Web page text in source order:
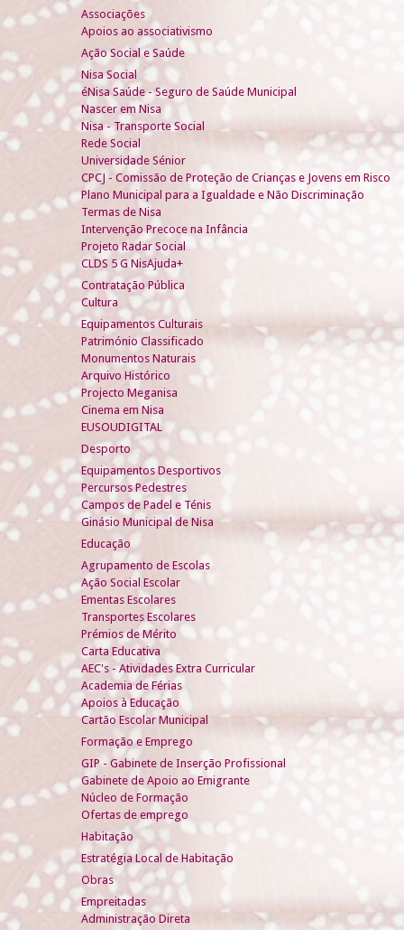
Associações
Apoios ao associativismo
Ação Social e Saúde
Nisa Social
éNisa Saúde - Seguro de Saúde Municipal
Nascer em Nisa
Nisa - Transporte Social
Rede Social
Universidade Sénior
CPCJ - Comissão de Proteção de Crianças e Jovens em Risco
Plano Municipal para a Igualdade e Não Discriminação
Termas de Nisa
Intervenção Precoce na Infância
Projeto Radar Social
CLDS 5 G NisAjuda+
Contratação Pública
Cultura
Equipamentos Culturais
Património Classificado
Monumentos Naturais
Arquivo Histórico
Projecto Meganisa
Cinema em Nisa
EUSOUDIGITAL
Desporto
Equipamentos Desportivos
Percursos Pedestres
Campos de Padel e Ténis
Ginásio Municipal de Nisa
Educação
Agrupamento de Escolas
Ação Social Escolar
Ementas Escolares
Transportes Escolares
Prémios de Mérito
Carta Educativa
AEC's - Atividades Extra Curricular
Academia de Férias
Apoios à Educação
Cartão Escolar Municipal
Formação e Emprego
GIP - Gabinete de Inserção Profissional
Gabinete de Apoio ao Emigrante
Núcleo de Formação
Ofertas de emprego
Habitação
Estratégia Local de Habitação
Obras
Empreitadas
Administração Direta